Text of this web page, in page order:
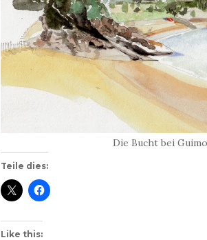
Die Bucht bei
Teile dies:
Like this: